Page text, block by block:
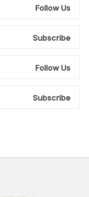
Follow Us
Subscribe
Follow Us
Subscribe